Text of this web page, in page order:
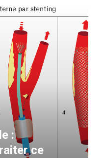
:
ce